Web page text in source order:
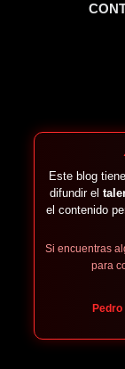
Este blog
difundir el
el contenido
Si encuentras
para